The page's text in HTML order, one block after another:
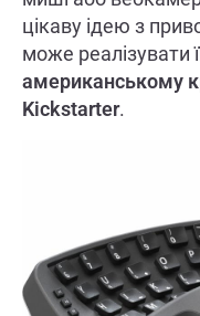
цікаву ідею з
може реалізувати
американському
Kickstarter.